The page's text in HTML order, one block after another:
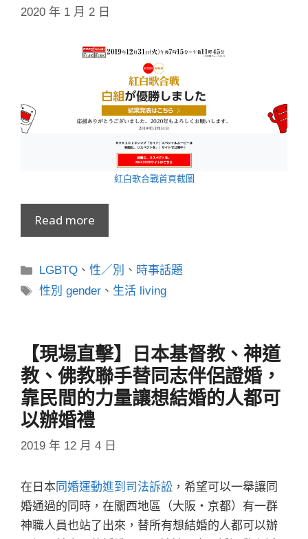
2020 年 1 月 2 日
紅白歌合戰首頁截圖
Read more
分
類
LGBTQ 、性／別 、 時事話題
標
性別 gender 、 生活 living
【現場直擊】日本基督教、神道
教、佛教聯手替同志伴侶證婚，
靠民間的力量讓想結婚的人都可
以辦婚禮
2019 年 12 月 4 日
在日本同婚運動進到司法訴訟 ，希望可以一舉讓同
婚通過的同時，在關西地區（大阪・京都）有一群
神職人員也站了出來，替所有想結婚的人都可以辦